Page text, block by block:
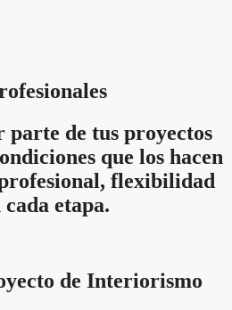
de tus proyectos
que los hacen
flexibilidad
etapa.
de Interiorismo